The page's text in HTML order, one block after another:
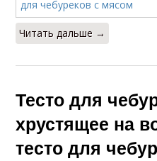
Читать дальше →
Тесто для
хрустящее на
тесто для